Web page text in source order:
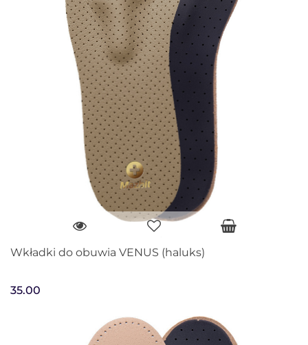
Wkładki do obuwia VENUS (haluks)
35.00